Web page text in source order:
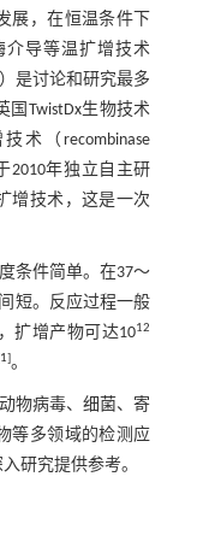
展，在恒温条件下
介导等温扩增技术
）是讨论和研究最多
国TwistDx生物技术
术（recombinase
2010年独立自主研
增技术，这是一次
条件简单。在37～
短。反应过程一般
扩增产物可达1012
1]。
物病毒、细菌、寄
等多领域的检测应
研究提供参考。